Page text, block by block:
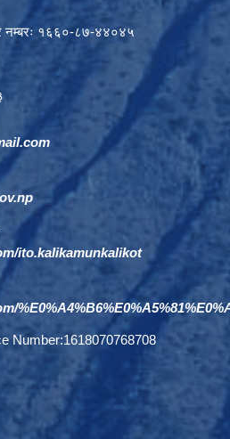
नम्बरः १६६०-८७-४४०४५
ito.kalikamunkalikot
Number:1618070768708